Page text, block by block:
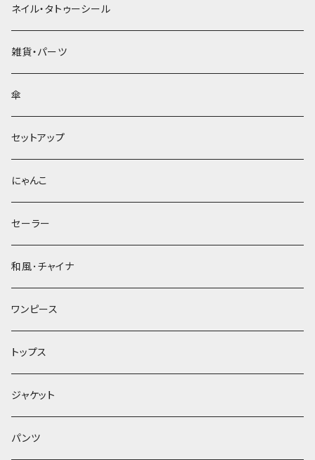
ネイル・タトゥーシール
雑貨・パーツ
傘
セットアップ
にゃんこ
セーラー
和風･チャイナ
ワンピース
トップス
ジャケット
パンツ